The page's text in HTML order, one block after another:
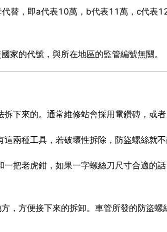
替，即a代表10萬，b代表11萬，c代表
家的代號，與所在地區的監管編號無關。
下來的。通常維修站會採用電鑽磚，或者
兩種工具，若破壞性拆除，防盜螺絲就不
把老虎鉗，如果一字螺絲刀尺寸合適的
，方便接下來的拆卸。車管所發的防盜螺